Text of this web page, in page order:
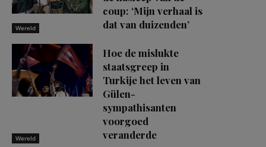
Wereld
coup: ‘Mijn verhaal is
dat van duizenden’
Wereld
Hoe de mislukte
staatsgreep in
Turkije het leven van
Gülen-
sympathisanten
voorgoed
veranderde